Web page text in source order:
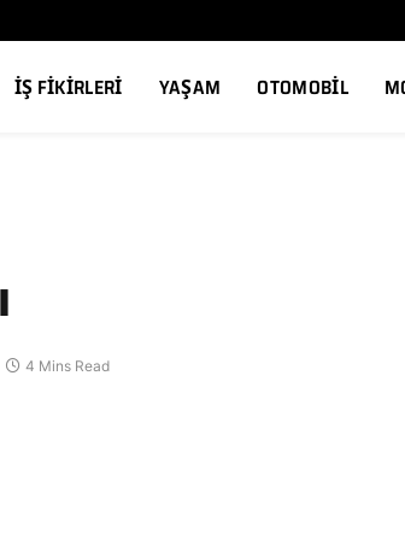
İŞ FIKIRLERI YAŞAM OTOMOBIL
4 Mins Read